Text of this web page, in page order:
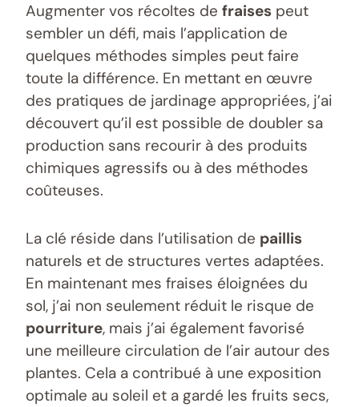
Augmenter vos récoltes de fraises peut
sembler un défi, mais l’application de
quelques méthodes simples peut faire
toute la différence. En mettant en œuvre
des pratiques de jardinage appropriées, j’ai
découvert qu’il est possible de doubler sa
production sans recourir à des produits
chimiques agressifs ou à des méthodes
coûteuses.
La clé réside dans l’utilisation de paillis
naturels et de structures vertes adaptées.
En maintenant mes fraises éloignées du
sol, j’ai non seulement réduit le risque de
pourriture, mais j’ai également favorisé
une meilleure circulation de l’air autour des
plantes. Cela a contribué à une exposition
optimale au soleil et a gardé les fruits secs,